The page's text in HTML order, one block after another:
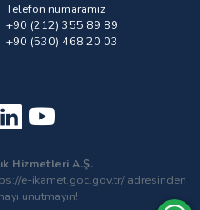
Telefon numaramız
+90 (212) 355 89 89
+90 (530) 468 20 03
Hizmetleri A.Ş.
e-ikamet.goc.gov.tr/ adresinden
unutmayın!